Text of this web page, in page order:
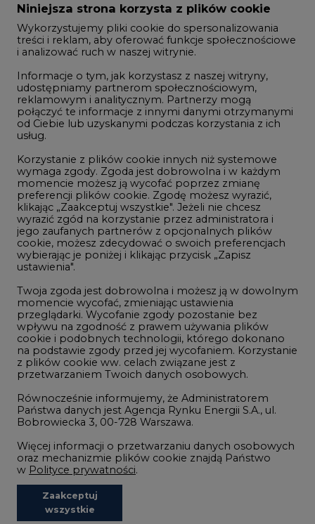
Zmiany kadrowe na rynku
Studio CIRE
Rozmowy o energetyce
Gospodarka
Geopolityka
LTE450
Innowacje i AI
Telekomunikacja i IT
Handel emisjami CO2
Wodór
Górnictwo
Atom
Fotowoltaika
Offshore wind
Zielone samorządy
Zielona gospodarka
©2002- 2021 - 2026
REDAKCJA@CIRE.PL
Niniejsza strona korzysta z plików cookie
Wykorzystujemy pliki cookie do spersonalizowania
treści i reklam, aby oferować funkcje społecznościowe
i analizować ruch w naszej witrynie.
Informacje o tym, jak korzystasz z naszej witryny,
udostępniamy partnerom społecznościowym,
reklamowym i analitycznym. Partnerzy mogą
połączyć te informacje z innymi danymi otrzymanymi
od Ciebie lub uzyskanymi podczas korzystania z ich
usług.
Korzystanie z plików cookie innych niż systemowe
wymaga zgody. Zgoda jest dobrowolna i w każdym
momencie możesz ją wycofać poprzez zmianę
preferencji plików cookie. Zgodę możesz wyrazić,
klikając „Zaakceptuj wszystkie". Jeżeli nie chcesz
wyrazić zgód na korzystanie przez administratora i
jego zaufanych partnerów z opcjonalnych plików
cookie, możesz zdecydować o swoich preferencjach
wybierając je poniżej i klikając przycisk „Zapisz
ustawienia".
Twoja zgoda jest dobrowolna i możesz ją w dowolnym
momencie wycofać, zmieniając ustawienia
przeglądarki. Wycofanie zgody pozostanie bez
wpływu na zgodność z prawem używania plików
cookie i podobnych technologii, którego dokonano
na podstawie zgody przed jej wycofaniem. Korzystanie
z plików cookie ww. celach związane jest z
przetwarzaniem Twoich danych osobowych.
Równocześnie informujemy, że Administratorem
Państwa danych jest Agencja Rynku Energii S.A., ul.
Bobrowiecka 3, 00-728 Warszawa.
Więcej informacji o przetwarzaniu danych osobowych
oraz mechanizmie plików cookie znajdą Państwo
w Polityce prywatności.
Zaakceptuj
wszystkie